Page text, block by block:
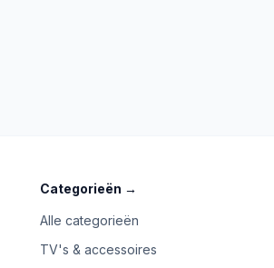
Categorieën →
Alle categorieën
TV's & accessoires